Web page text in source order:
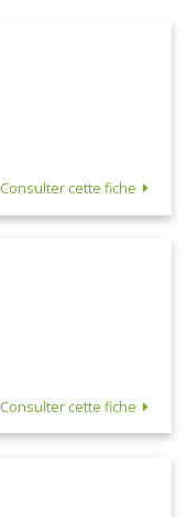
Consulter cette fiche
Consulter cette fiche